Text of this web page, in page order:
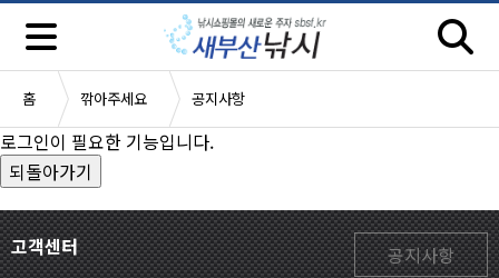
홈 깎아주세요 공지사항
로그인이 필요한 기능입니다.
고객센터
공지사항